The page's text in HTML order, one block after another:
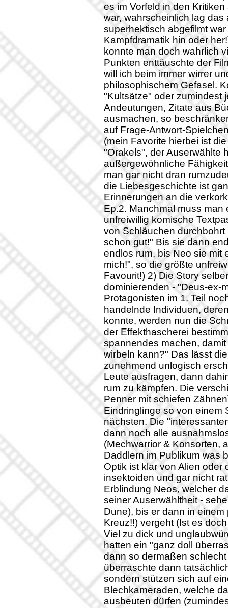
es im Vorfeld in den
war, wahrscheinlich lag
superhektisch abgefilmt
Kampfdramatik hin oder
konnte man doch wahrlich
Punkten enttäuschte der
will ich beim immer wirrer
philosophischem Gefasel.
"Kultsätze" oder zumindest
Andeutungen, Zitate aus
ausmachen, so
auf Frage-Antwort-
(mein Favorite hierbei ist
"Orakels", der Auserwählte
außergewöhnliche
man gar nicht dran
die Liebesgeschichte ist
Erinnerungen an die
Ep.2. Manchmal muss
unfreiwillig komische
von Schläuchen
schon gut!" Bis sie dann
endlos rum, bis Neo sie mit
mich!", so die größte
Favourit!) 2) Die Story
dominierenden - "Deus-ex-
Protagonisten im 1. Teil
handelnde Individuen,
konnte, werden nun die
der Effekthascherei
spannendes machen,
wirbeln kann?" Das lässt
zunehmend unlogisch
Leute ausfragen, dann
rum zu kämpfen. Die
Penner mit schiefen
Eindringlinge so von einem
nächsten. Die
dann noch alle
(Mechwarrior & Konsorten,
Daddlern im Publikum was
Optik ist klar von Alien
insektoiden und gar nicht
Erblindung Neos, welcher
seiner Auserwähltheit -
Dune), bis er dann in
Kreuz!!) vergeht (Ist es
Viel zu dick und
hatten ein "ganz doll
dann so dermaßen
überraschte dann
sondern stützen sich auf
Blechkameraden, welche
ausbeuten dürfen